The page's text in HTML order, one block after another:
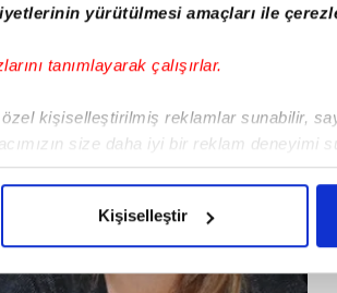
yürütülmesi amaçları ile
tanımlayarak çalışırlar.
kişiselleştirilmiş reklamlar sunabilir,
size daha iyi bir reklam deneyimi
gösterdiğimizi ve bu noktada,
vermedikleri takdirde, kullanıcılara
Kişiselleştir